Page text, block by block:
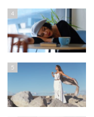
4
5